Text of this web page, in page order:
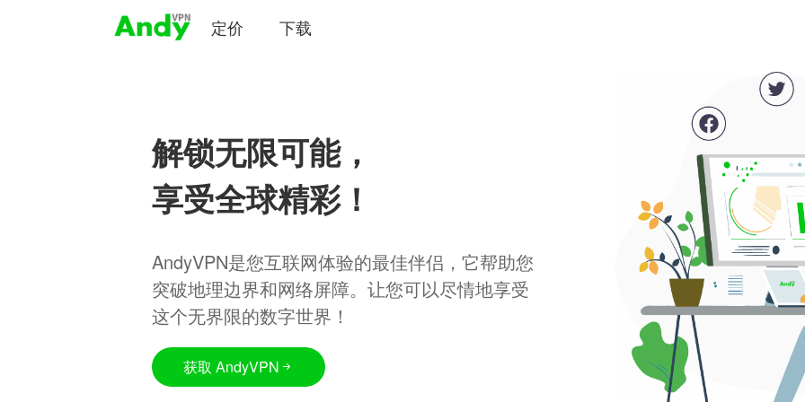
定价 下载
解锁无限可能，
享受全球精彩！
AndyVPN是您互联网体验的最佳伴侣，它帮助您
突破地理边界和网络屏障。让您可以尽情地享受
这个无界限的数字世界！
获取 AndyVPN